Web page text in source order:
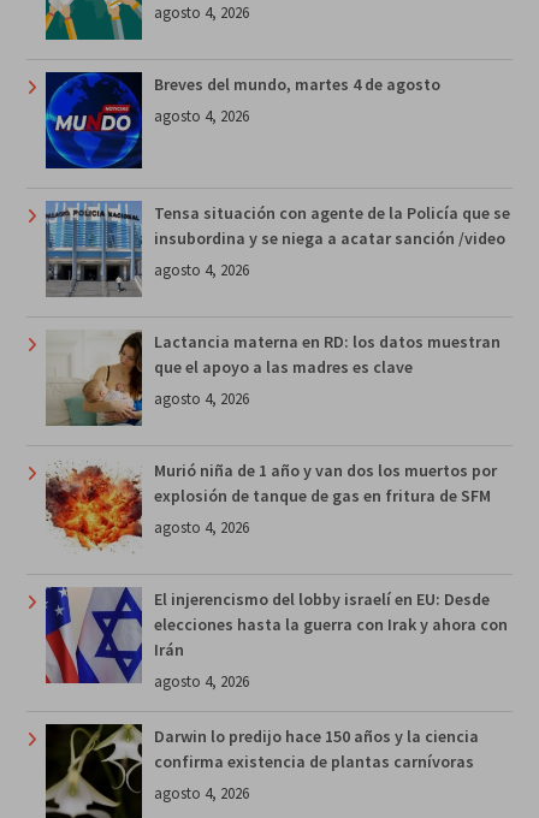
agosto 4, 2026
Breves del mundo, martes 4 de agosto
agosto 4, 2026
Tensa situación con agente de la Policía que se
insubordina y se niega a acatar sanción /video
agosto 4, 2026
Lactancia materna en RD: los datos muestran
que el apoyo a las madres es clave
agosto 4, 2026
Murió niña de 1 año y van dos los muertos por
explosión de tanque de gas en fritura de SFM
agosto 4, 2026
El injerencismo del lobby israelí en EU: Desde
elecciones hasta la guerra con Irak y ahora con
Irán
agosto 4, 2026
Darwin lo predijo hace 150 años y la ciencia
confirma existencia de plantas carnívoras
agosto 4, 2026